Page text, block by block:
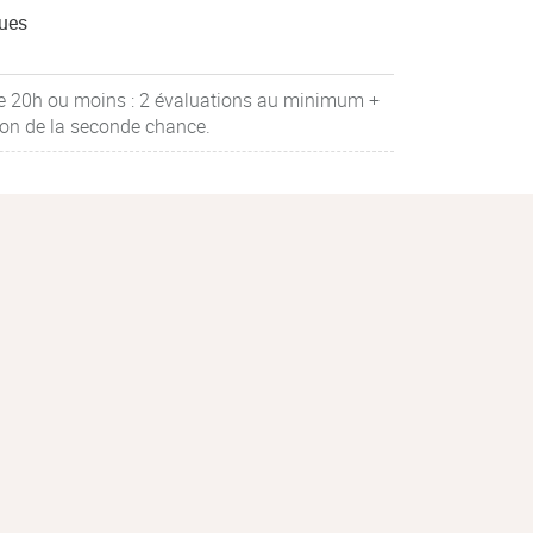
20h ou moins : 2 évaluations au minimum +
de la seconde chance.